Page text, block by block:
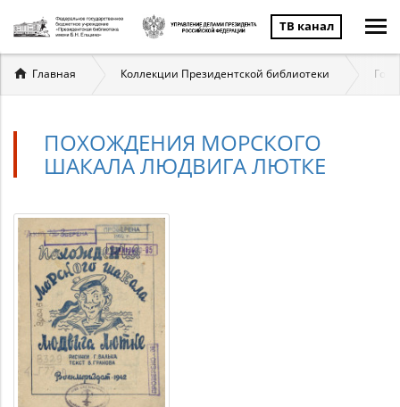
ТВ канал
Вы
здесь
Главная Коллекции Президентской библиотеки
ПОХОЖДЕНИЯ МОРСКОГО
ШАКАЛА ЛЮДВИГА ЛЮТКЕ